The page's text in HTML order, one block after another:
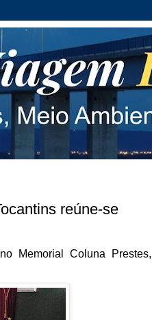
reúne-se
Memorial Coluna Prestes,